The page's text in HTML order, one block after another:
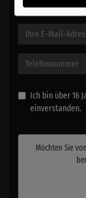
Ich bin über 16
einverstanden.
Möchten Sie von